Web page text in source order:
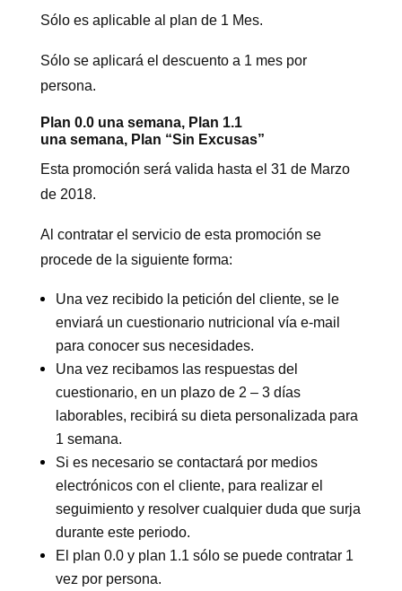
Sólo es aplicable al plan de 1 Mes.
Sólo se aplicará el descuento a 1 mes por
persona.
Plan 0.0 una semana, Plan 1.1
una semana, Plan “Sin Excusas”
Esta promoción será valida hasta el 31 de Marzo
de 2018.
Al contratar el servicio de esta promoción se
procede de la siguiente forma:
Una vez recibido la petición del cliente, se le
enviará un cuestionario nutricional vía e-mail
para conocer sus necesidades.
Una vez recibamos las respuestas del
cuestionario, en un plazo de 2 – 3 días
laborables, recibirá su dieta personalizada para
1 semana.
Si es necesario se contactará por medios
electrónicos con el cliente, para realizar el
seguimiento y resolver cualquier duda que surja
durante este periodo.
El plan 0.0 y plan 1.1 sólo se puede contratar 1
vez por persona.